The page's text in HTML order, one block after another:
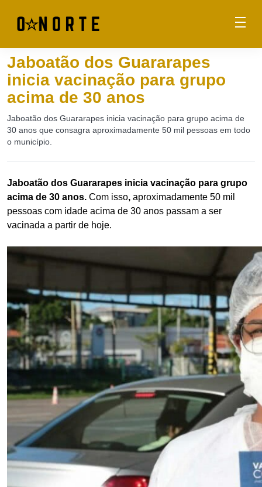
Jaboatão dos Guararapes
inicia vacinação para grupo
acima de 30 anos
Jaboatão dos Guararapes inicia vacinação para grupo acima de
30 anos que consagra aproximadamente 50 mil pessoas em todo
o município.
Jaboatão dos Guararapes inicia vacinação para grupo
acima de 30 anos. Com isso, aproximadamente 50 mil
pessoas com idade acima de 30 anos passam a ser
vacinada a partir de hoje.